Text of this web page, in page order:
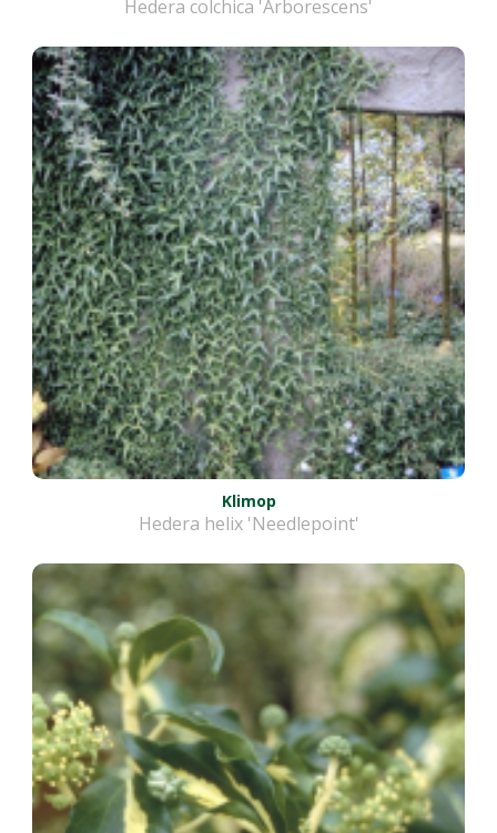
Hedera colchica 'Arborescens'
Klimop
Hedera helix 'Needlepoint'